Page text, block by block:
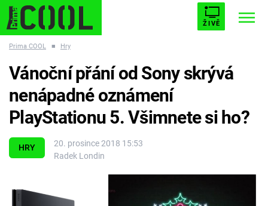
ŽIVĚ
ESCAPE PLNEJ KOTEL AVENGERS 5
Témata
Filmy
Prima COOL ■ Hry
HRY
20. prosince 2018 15:53
Radek Londin
Vánoční přání od Sony skrývá
nenápadné oznámení
PlayStationu 5. Všimnete si ho?